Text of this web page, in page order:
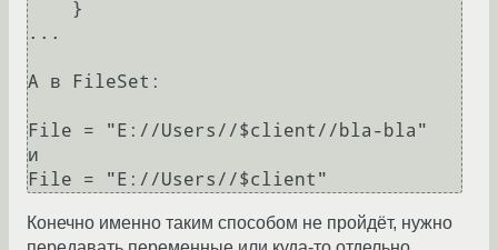
...
А в FileSet:
File = "E://Users//$client//bla-bla"
и
Конечно именно таким способом не пройдёт, нужно